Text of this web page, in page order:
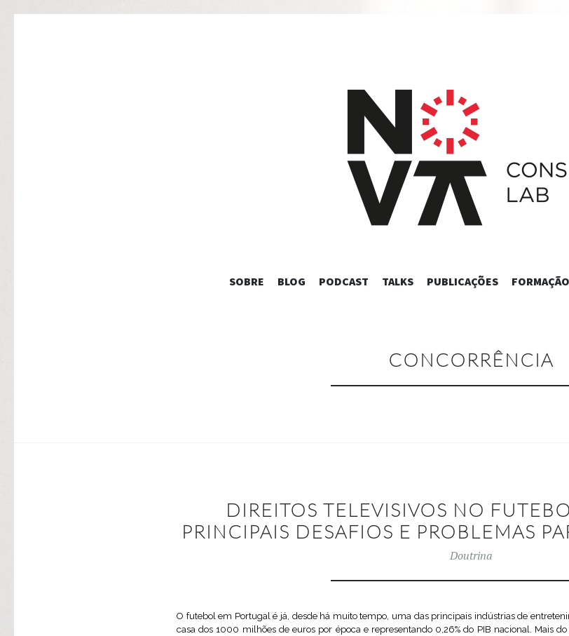
SKIP
SOBRE BLOG PODCAST TALKS PUBLICAÇÕES FORMAÇÃO
CONCORRÊNCIA
DIREITOS TELEVISIVOS NO
PRINCIPAIS DESAFIOS E PROBLEMAS
Doutrina
O futebol em Portugal é já, desde há muito tempo, uma das principais indústrias de
casa dos 1000 milhões de euros por época e representando 0,26% do PIB nacional. Mais